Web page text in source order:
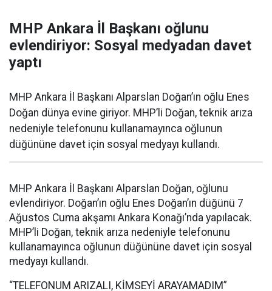
MHP Ankara İl Başkanı oğlunu
evlendiriyor: Sosyal medyadan davet
yaptı
MHP Ankara İl Başkanı Alparslan Doğan’ın oğlu Enes
Doğan dünya evine giriyor. MHP’li Doğan, teknik arıza
nedeniyle telefonunu kullanamayınca oğlunun
düğününe davet için sosyal medyayı kullandı.
MHP Ankara İl Başkanı Alparslan Doğan, oğlunu
evlendiriyor. Doğan’ın oğlu Enes Doğan’ın düğünü 7
Ağustos Cuma akşamı Ankara Konağı’nda yapılacak.
MHP’li Doğan, teknik arıza nedeniyle telefonunu
kullanamayınca oğlunun düğününe davet için sosyal
medyayı kullandı.
“TELEFONUM ARIZALI, KİMSEYİ ARAYAMADIM”